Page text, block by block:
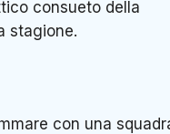
consueto della
stagione.
con una